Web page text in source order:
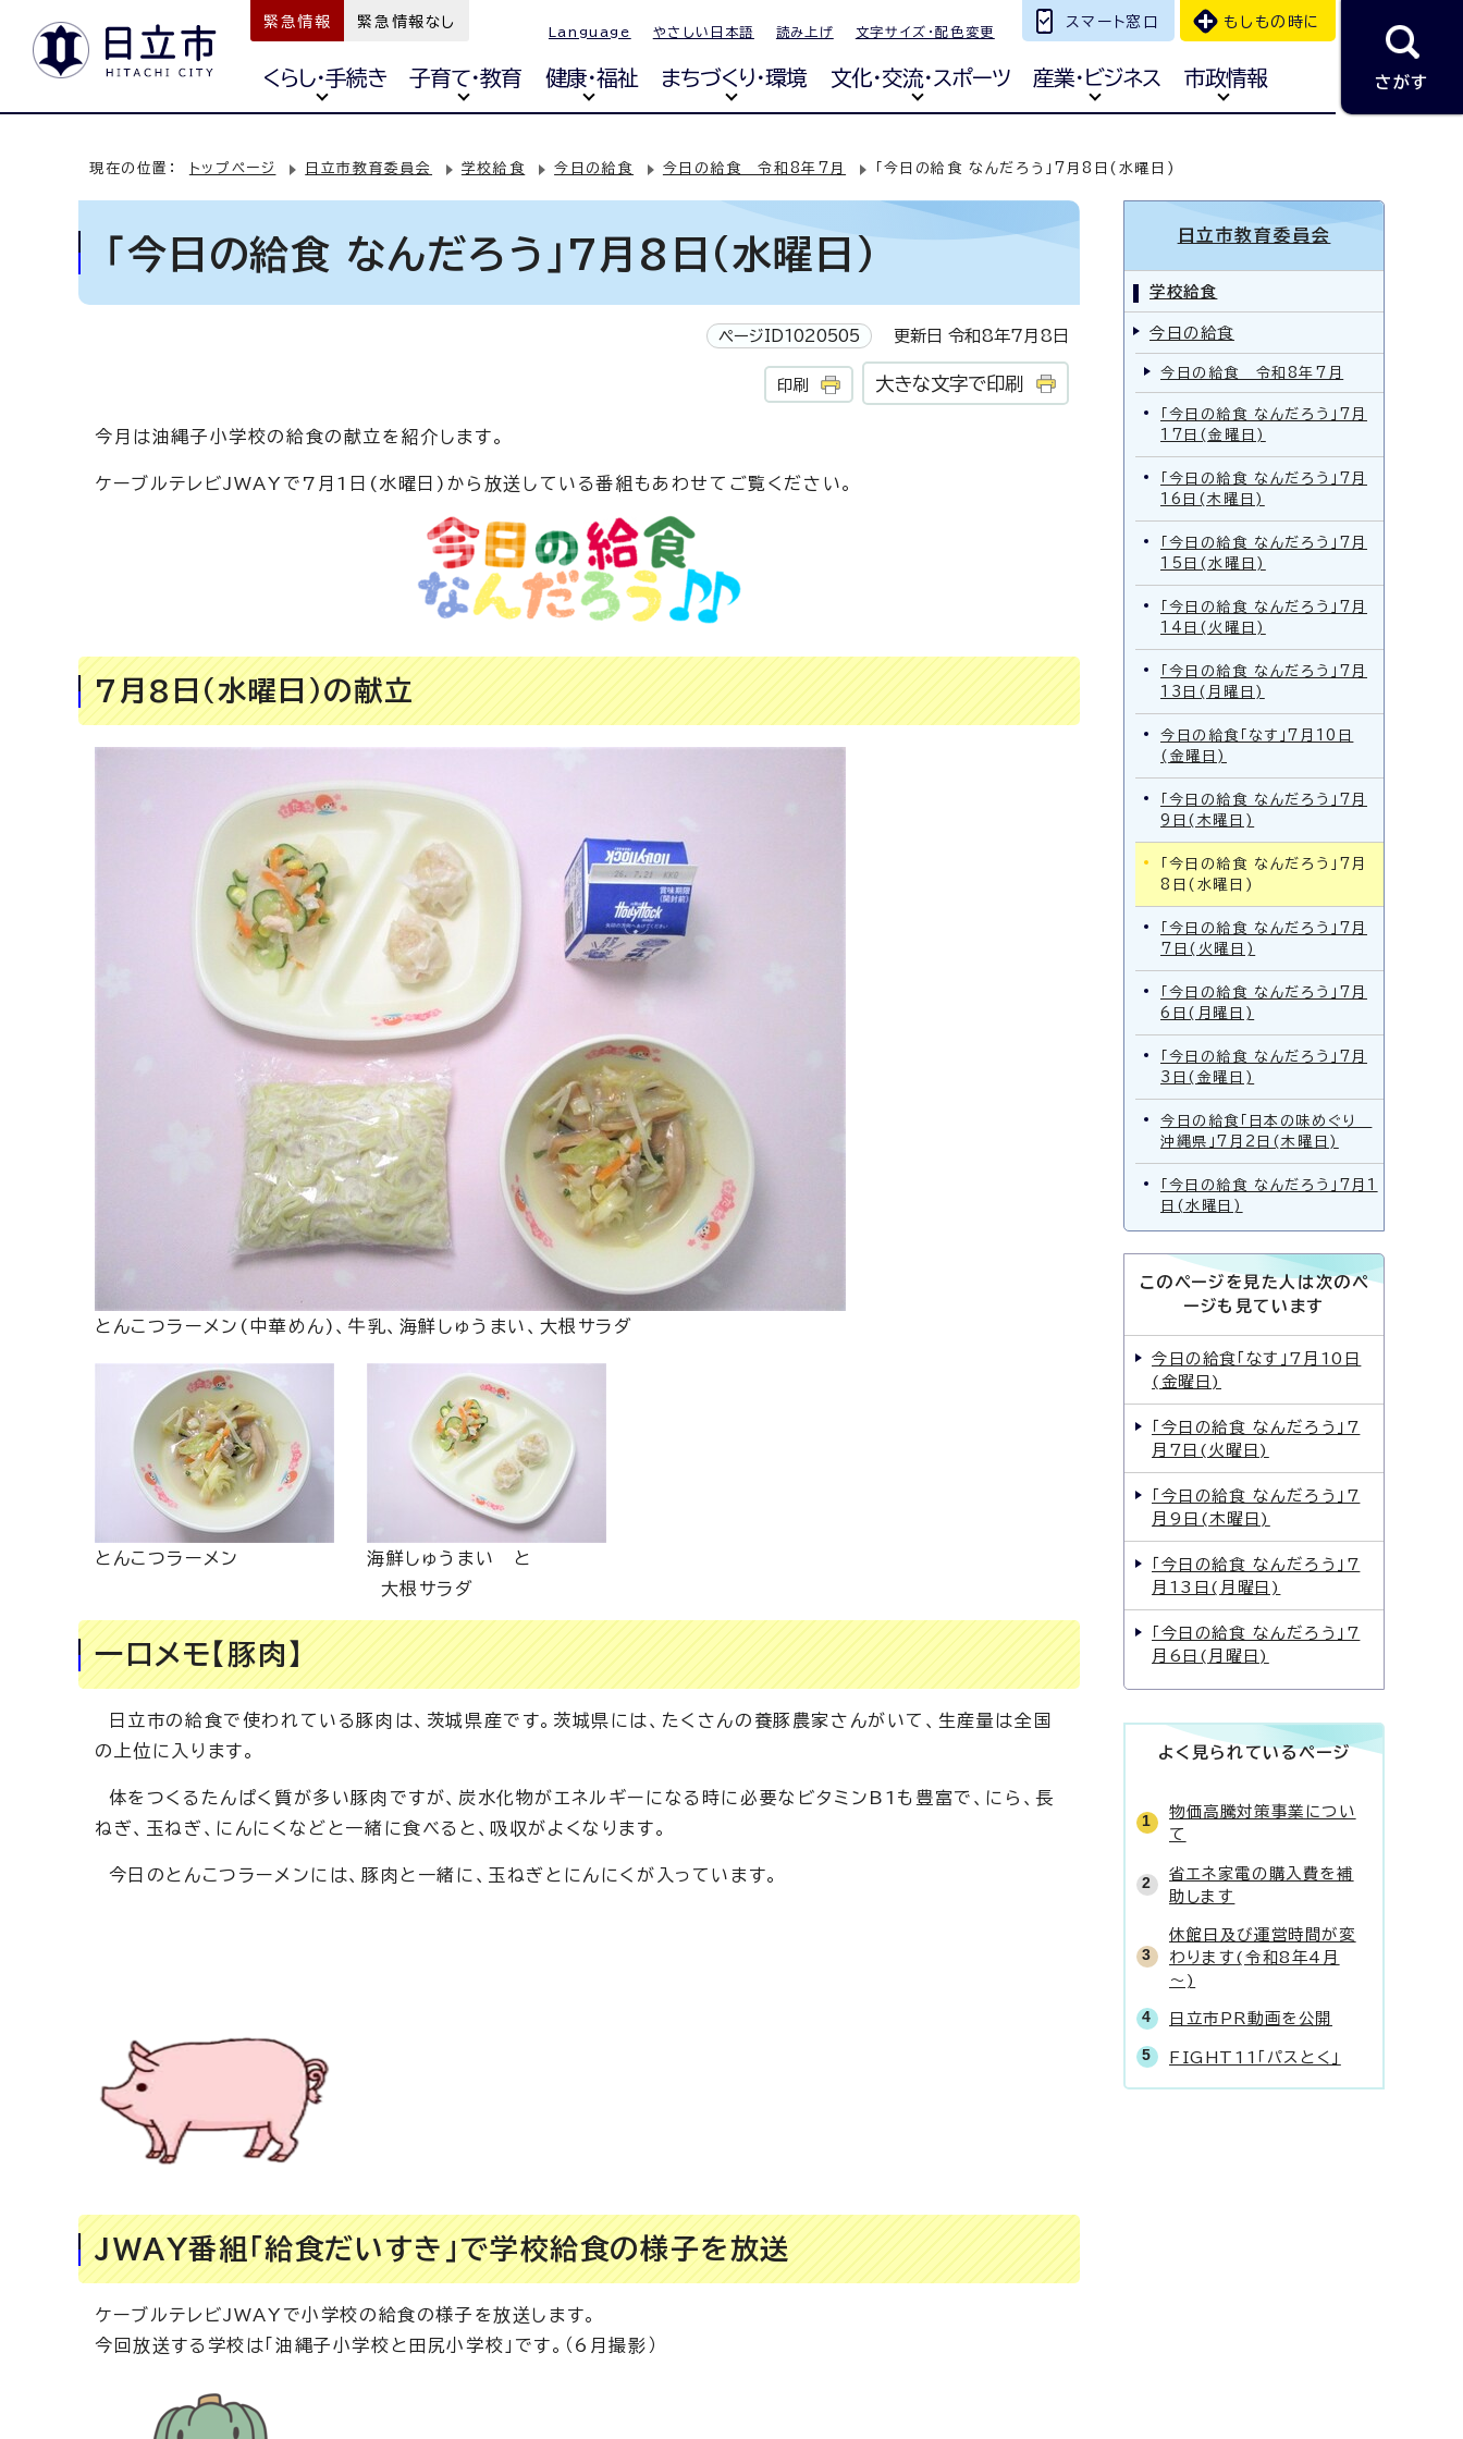
緊急情報 緊急情報なし
Language やさしい日本語 読み上げ 文字サイズ・配色変更
スマート窓口 もしもの時に
くらし・手続き 子育て・教育 健康・福祉 まちづくり・環境 文化・交流・スポーツ 産業・ビジネス 市政情報 さがす
現在の位置： トップページ 日立市教育委員会 学校給食 今日の給食 今日の給食 令和8年7月 「今日の給食 なんだろう」7月8日(水曜日)
「今日の給食 なんだろう」7月8日(水曜日)
ページID1020505 更新日 令和8年7月8日
印刷 大きな文字で印刷
今月は油縄子小学校の給食の献立を紹介します。
ケーブルテレビJWAYで7月1日(水曜日)から放送している番組もあわせてご覧ください。
7月8日(水曜日)の献立
とんこつラーメン(中華めん)、牛乳、海鮮しゅうまい、大根サラダ
とんこつラーメン
海鮮しゅうまい と
大根サラダ
一口メモ【豚肉】
日立市の給食で使われている豚肉は、茨城県産です。茨城県には、たくさんの養豚農家さんがいて、生産量は全国
の上位に入ります。
体をつくるたんぱく質が多い豚肉ですが、炭水化物がエネルギーになる時に必要なビタミンB1も豊富で、にら、長
ねぎ、玉ねぎ、にんにくなどと一緒に食べると、吸収がよくなります。
今日のとんこつラーメンには、豚肉と一緒に、玉ねぎとにんにくが入っています。
JWAY番組「給食だいすき」で学校給食の様子を放送
ケーブルテレビJWAYで小学校の給食の様子を放送します。
今回放送する学校は「油縄子小学校と田尻小学校」です。（6月撮影）
日立市教育委員会
学校給食
今日の給食
今日の給食 令和8年7月
「今日の給食 なんだろう」7月
17日(金曜日)
「今日の給食 なんだろう」7月
16日(木曜日)
「今日の給食 なんだろう」7月
15日(水曜日)
「今日の給食 なんだろう」7月
14日(火曜日)
「今日の給食 なんだろう」7月
13日(月曜日)
今日の給食「なす」7月10日
(金曜日)
「今日の給食 なんだろう」7月
9日(木曜日)
「今日の給食 なんだろう」7月
8日(水曜日)
「今日の給食 なんだろう」7月
7日(火曜日)
「今日の給食 なんだろう」7月
6日(月曜日)
「今日の給食 なんだろう」7月
3日(金曜日)
今日の給食「日本の味めぐり
沖縄県」7月2日(木曜日)
「今日の給食 なんだろう」7月1
日(水曜日)
このページを見た人は次のペ
ージも見ています
今日の給食「なす」7月10日
(金曜日)
「今日の給食 なんだろう」7
月7日(火曜日)
「今日の給食 なんだろう」7
月9日(木曜日)
「今日の給食 なんだろう」7
月13日(月曜日)
「今日の給食 なんだろう」7
月6日(月曜日)
よく見られているページ
物価高騰対策事業につい
て
省エネ家電の購入費を補
助します
休館日及び運営時間が変
わります(令和8年4月
～)
日立市PR動画を公開
FIGHT11「パスとく」